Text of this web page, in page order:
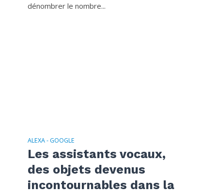
dénombrer le nombre...
ALEXA - GOOGLE
Les assistants vocaux,
des objets devenus
incontournables dans la